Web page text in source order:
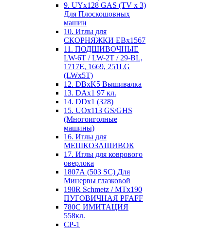
9. UYx128 GAS (TV x 3)
Для Плоскошовных
машин
10. Иглы для
СКОРНЯЖКИ EBx1567
11. ПОДШИВОЧНЫЕ
LW-6T / LW-2T / 29-BL,
1717E, 1669, 251LG
(LWx5T)
12. DBxK5 Вышивалка
13. DAx1 97 кл.
14. DDx1 (328)
15. UOx113 GS/GHS
(Многоиголные
машины)
16. Иглы для
МЕШКОЗАШИВОК
17. Иглы для коврового
оверлока
1807А (503 SC) Для
Минервы глазковой
190R Schmetz / MTx190
ПУГОВИЧНАЯ PFAFF
780С ИМИТАЦИЯ
558кл.
CP-1